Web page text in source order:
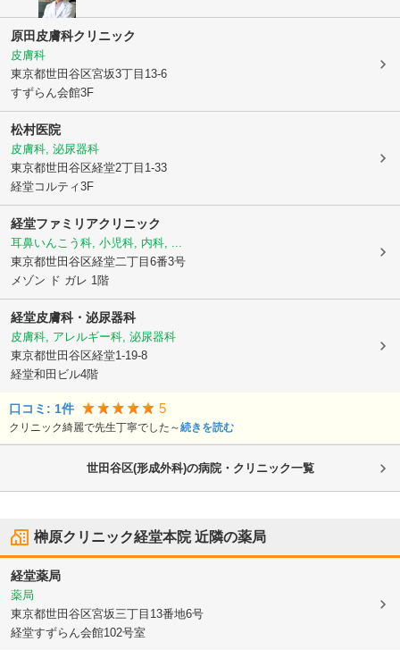
原田皮膚科クリニック
皮膚科
東京都世田谷区宮坂3丁目13-6
すずらん会館3F
松村医院
皮膚科, 泌尿器科
東京都世田谷区経堂2丁目1-33
経堂コルティ3F
経堂ファミリアクリニック
耳鼻いんこう科, 小児科, 内科, ...
東京都世田谷区経堂二丁目6番3号
メゾン ド ガレ 1階
経堂皮膚科・泌尿器科
皮膚科, アレルギー科, 泌尿器科
東京都世田谷区経堂1-19-8
経堂和田ビル4階
口コミ: 1件 5
クリニック綺麗で先生丁寧でした～続きを読む
世田谷区(形成外科)の病院・クリニック一覧
榊原クリニック経堂本院近隣の薬局
経堂薬局
薬局
東京都世田谷区宮坂三丁目13番地6号
経堂すずらん会館102号室